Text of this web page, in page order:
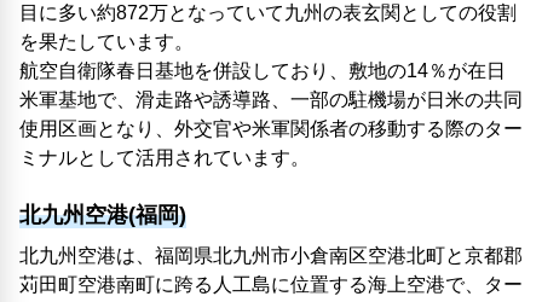
目に多い約872万となっていて九州の表玄関としての役割
を果たしています。
航空自衛隊春日基地を併設しており、敷地の14％が在日
米軍基地で、滑走路や誘導路、一部の駐機場が日米の共同
使用区画となり、外交官や米軍関係者の移動する際のター
ミナルとして活用されています。
北九州空港(福岡)
北九州空港は、福岡県北九州市小倉南区空港北町と京都郡
苅田町空港南町に跨る人工島に位置する海上空港で、ター